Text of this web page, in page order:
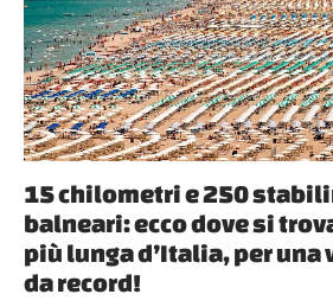
15 chilometri e 250
balneari: ecco dove si
più lunga d’Italia, per una
da record!